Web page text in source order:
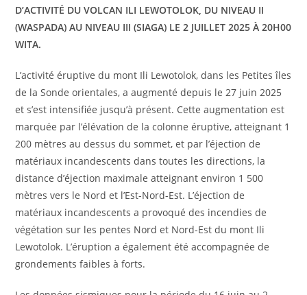
D’ACTIVITÉ DU VOLCAN ILI LEWOTOLOK, DU NIVEAU II
(WASPADA) AU NIVEAU III (SIAGA) LE 2 JUILLET 2025 À 20H00
WITA.
L’activité éruptive du mont Ili Lewotolok, dans les Petites îles
de la Sonde orientales, a augmenté depuis le 27 juin 2025
et s’est intensifiée jusqu’à présent. Cette augmentation est
marquée par l’élévation de la colonne éruptive, atteignant 1
200 mètres au dessus du sommet, et par l’éjection de
matériaux incandescents dans toutes les directions, la
distance d’éjection maximale atteignant environ 1 500
mètres vers le Nord et l’Est-Nord-Est. L’éjection de
matériaux incandescents a provoqué des incendies de
végétation sur les pentes Nord et Nord-Est du mont Ili
Lewotolok. L’éruption a également été accompagnée de
grondements faibles à forts.